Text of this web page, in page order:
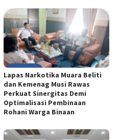
Lapas Narkotika Muara Beliti
dan Kemenag Musi Rawas
Perkuat Sinergitas Demi
Optimalisasi Pembinaan
Rohani Warga Binaan